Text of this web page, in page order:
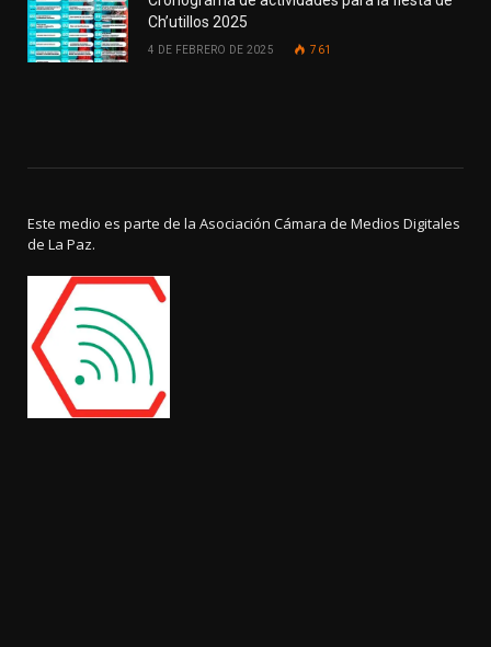
Ch’utillos 2025
4 DE FEBRERO DE 2025 761
Este medio es parte de la Asociación Cámara de Medios Digitales
de La Paz.